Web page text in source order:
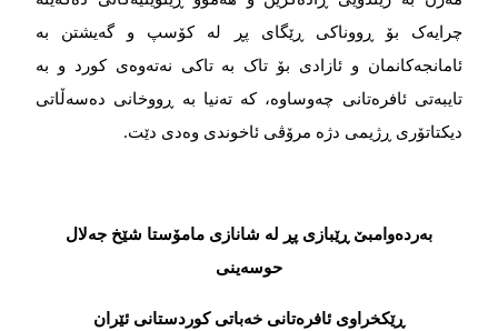
چرایەک بۆ ڕووناکی ڕێگای پڕ لە کۆسپ و گەیشتن بە
ئامانجەکانمان و ئازادی بۆ تاک بە تاکی نەتەوەی کورد و بە
تایبەتی ئافرەتانی چەوساوە، کە تەنیا بە ڕووخانی دەسەڵاتی
دیکتاتۆری ڕژیمی دژە مرۆڤی ئاخوندی وەدی دێت.
بەردەوامبێ ڕێبازی پڕ لە شانازی مامۆستا شێخ جەلال
حوسەینی
ڕێکخراوی ئافرەتانی خەباتی کوردستانی ئێران